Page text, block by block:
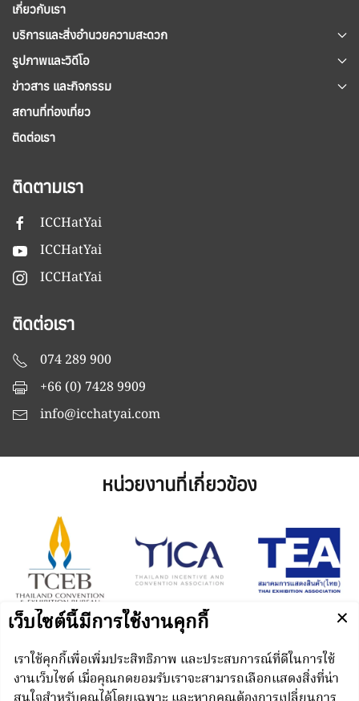
เกี่ยวกับเรา
บริการและสิ่งอำนวยความสะดวก
รูปภาพและวิดีโอ
ข่าวสาร และกิจกรรม
สถานที่ท่องเที่ยว
ติดต่อเรา
ติดตามเรา
ICCHatYai
ICCHatYai
ICCHatYai
ติดต่อเรา
074 289 900
+66 (0) 7428 9909
info@icchatyai.com
หน่วยงานที่เกี่ยวข้อง
Managed by
N.C.C. Management & Development Co., Ltd.
Punnakan Road, Kho Hong, Hat Yai, Songkhla 90110